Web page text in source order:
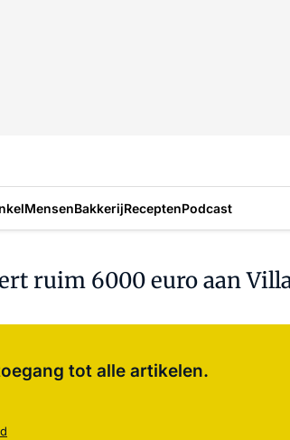
MensenBakkerijReceptenPodcast
ruim 6000 euro aan
tot alle artikelen.